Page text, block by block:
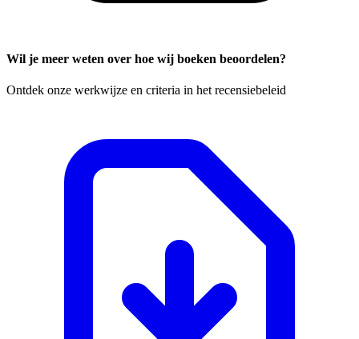
Wil je meer weten over hoe wij boeken beoordelen?
Ontdek onze werkwijze en criteria in het recensiebeleid